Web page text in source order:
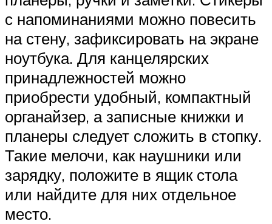
с напоминаниями можно повесить
на стену, зафиксировать на экране
ноутбука. Для канцелярских
принадлежностей можно
приобрести удобный, компактный
органайзер, а записные книжки и
планеры следует сложить в стопку.
Такие мелочи, как наушники или
зарядку, положите в ящик стола
или найдите для них отдельное
место.